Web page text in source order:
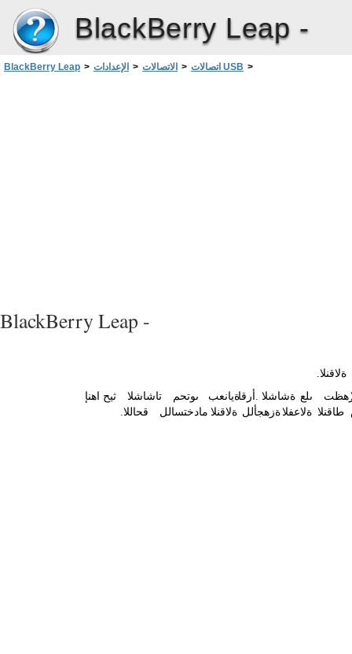
BlackBerry Leap -
BlackBerry Leap > الإعدادات > الاتصالات > اتصالات USB >
BlackBerry Leap -
ةلاقنلا.
ىلع ةشاشلا . أرقاةيانعب ىوتحم تاشاشلا ثيح اهنإ
طاقنلا ةلاعفلاةزهجألل ةلاقنلا مادختسالل قحاللا.